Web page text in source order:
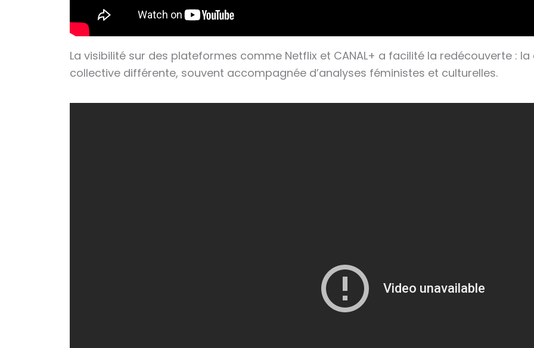
La visibilité sur des plateformes comme Netflix et CANAL+ a facilité la redécouverte :
collective différente, souvent accompagnée d’analyses féministes et culturelles.